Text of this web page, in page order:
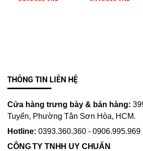
THÔNG TIN LIÊN HỆ
Cửa hàng trưng bày & bán hàng:
Tuyển, Phường Tân Sơn Hòa, HCM.
Hotline: 0393.360.360 - 0906.995.969
CÔNG TY TNHH UY CHUẨN